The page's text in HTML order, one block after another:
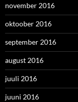
november 2016
oktoober 2016
september 2016
august 2016
juuli 2016
juuni 2016